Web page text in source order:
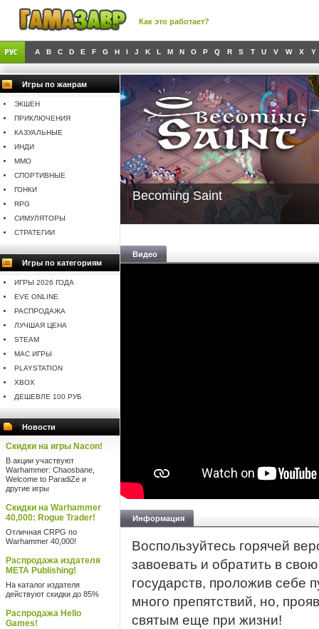
Как это работает?
A B C D E F G H I J K L M N O P Q R S T U V W X Y
Игры по жанрам
ЭКШЕН
ПРИКЛЮЧЕНИЯ
КАЗУАЛЬНЫЕ
ИНДИ
MMO
СПОРТИВНЫЕ
ГОНКИ
RPG
СИМУЛЯТОРЫ
СТРАТЕГИИ
Игры по категориям
ИГРЫ 2026 ГОДА
EVE ONLINE
РАСПРОДАЖА
ЛУЧШАЯ ЦЕНА
STEAM
MAC ИГРЫ
PLAYSTATION
XBOX
ДЕШЕВЛЕ 100 РУБ
Новости
Скидки на игры Nacon!
В акции участвуют
Warhammer: Chaosbane,
Welcome to ParadiZe и
другие игры
Скидки на Warhammer
40,000: Rogue Trader!
Отличная CRPG по
Warhammer 40,000!
Распродажа издателя
META Publishing!
На каталог издателя
действуют скидки до 85%
Распродажа Hello
Games!
Becoming Saint
Видео
Информация
Воспользуйтесь горячей
завоевать и обратить в
государств, проложив себе
много препятствий, но,
святым еще при жизни!